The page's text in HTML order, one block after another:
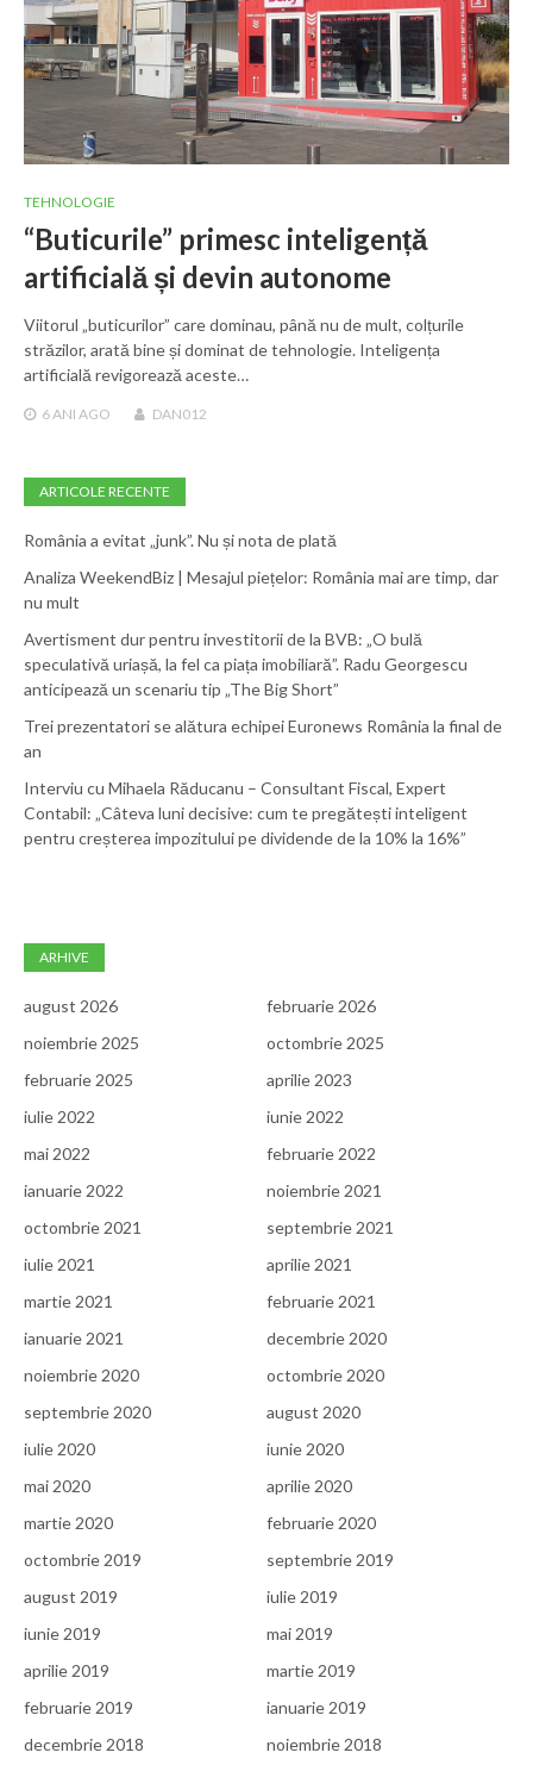
TEHNOLOGIE
“Buticurile” primesc inteligență
artificială și devin autonome
Viitorul „buticurilor” care dominau, până nu de mult, colțurile
străzilor, arată bine și dominat de tehnologie. Inteligența
artificială revigorează aceste…
6 ANI AGO DAN012
ARTICOLE RECENTE
România a evitat „junk”. Nu și nota de plată
Analiza WeekendBiz | Mesajul piețelor: România mai are timp, dar
nu mult
Avertisment dur pentru investitorii de la BVB: „O bulă
speculativă uriașă, la fel ca piața imobiliară”. Radu Georgescu
anticipează un scenariu tip „The Big Short”
Trei prezentatori se alătura echipei Euronews România la final de
an
Interviu cu Mihaela Răducanu – Consultant Fiscal, Expert
Contabil: „Câteva luni decisive: cum te pregătești inteligent
pentru creșterea impozitului pe dividende de la 10% la 16%”
ARHIVE
august 2026
februarie 2026
noiembrie 2025
octombrie 2025
februarie 2025
aprilie 2023
iulie 2022
iunie 2022
mai 2022
februarie 2022
ianuarie 2022
noiembrie 2021
octombrie 2021
septembrie 2021
iulie 2021
aprilie 2021
martie 2021
februarie 2021
ianuarie 2021
decembrie 2020
noiembrie 2020
octombrie 2020
septembrie 2020
august 2020
iulie 2020
iunie 2020
mai 2020
aprilie 2020
martie 2020
februarie 2020
octombrie 2019
septembrie 2019
august 2019
iulie 2019
iunie 2019
mai 2019
aprilie 2019
martie 2019
februarie 2019
ianuarie 2019
decembrie 2018
noiembrie 2018